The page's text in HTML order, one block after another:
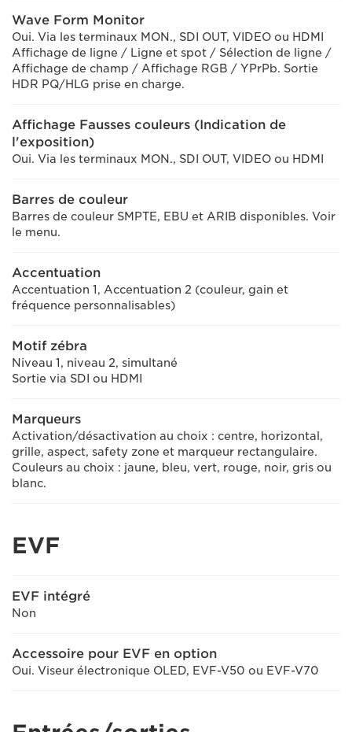
Wave Form Monitor
Oui. Via les terminaux MON., SDI OUT, VIDEO ou HDMI
Affichage de ligne / Ligne et spot / Sélection de ligne /
Affichage de champ / Affichage RGB / YPrPb. Sortie
HDR PQ/HLG prise en charge.
Affichage Fausses couleurs (Indication de
l'exposition)
Oui. Via les terminaux MON., SDI OUT, VIDEO ou HDMI
Barres de couleur
Barres de couleur SMPTE, EBU et ARIB disponibles. Voir
le menu.
Accentuation
Accentuation 1, Accentuation 2 (couleur, gain et
fréquence personnalisables)
Motif zébra
Niveau 1, niveau 2, simultané
Sortie via SDI ou HDMI
Marqueurs
Activation/désactivation au choix : centre, horizontal,
grille, aspect, safety zone et marqueur rectangulaire.
Couleurs au choix : jaune, bleu, vert, rouge, noir, gris ou
blanc.
EVF
EVF intégré
Non
Accessoire pour EVF en option
Oui. Viseur électronique OLED, EVF-V50 ou EVF-V70